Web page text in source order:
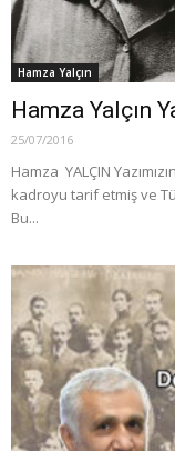
Hamza Yalçın
Hamza Yalçın
25/07/2016
Hamza YALÇIN
kadroyu tarif etmiş ve
Bu...